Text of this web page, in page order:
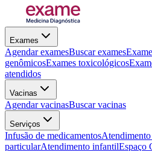
Exames
Agendar examesBuscar exames
genômicosExames toxicológicos
atendidos
Vacinas
Agendar vacinasBuscar vacinas
Serviços
Infusão de medicamentos
particularAtendimento infantilEspaço